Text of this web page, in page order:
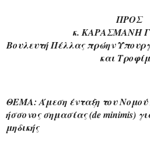
ΠΡΟΣ
κ. ΚΑΡΑΣΜΑΝΗ
Βουλευτή Πέλλας πρώην
και
ΘΕΜΑ: Άμεση ένταξη του Νομού
ήσσονος σημασίας (de minimis)
μηδικής